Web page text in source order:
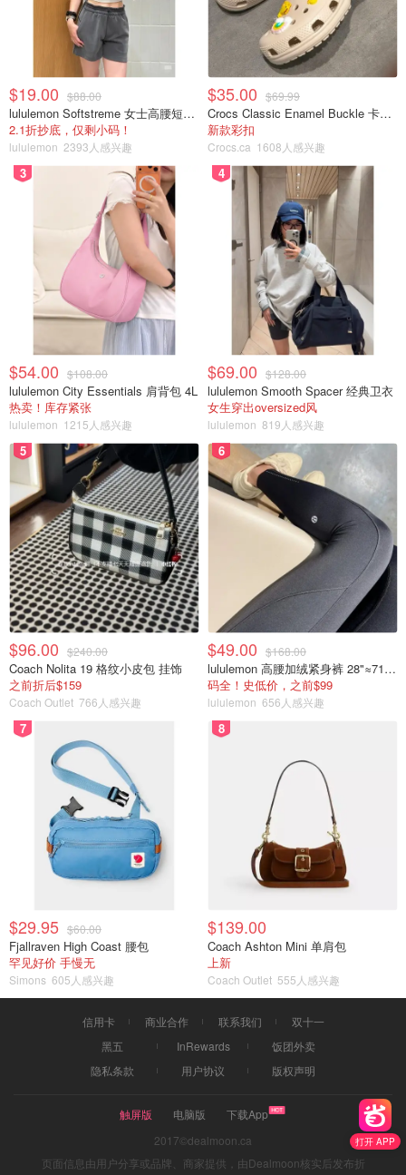
打开 APP
$19.00 $88.00
lululemon Softstreme 女士高腰短裤 10cm
2.1折抄底，仅剩小码！
lululemon 2393人感兴趣
$35.00 $69.99
Crocs Classic Enamel Buckle 卡骆驰布扣便鞋
新款彩扣
Crocs.ca 1608人感兴趣
3
$54.00 $108.00
lululemon City Essentials 肩背包 4L
热卖！库存紧张
lululemon 1215人感兴趣
4
$69.00 $128.00
lululemon Smooth Spacer 经典卫衣
女生穿出oversized风
lululemon 819人感兴趣
5
$96.00 $240.00
Coach Nolita 19 格纹小皮包 挂饰
之前折后$159
Coach Outlet 766人感兴趣
6
$49.00 $168.00
lululemon 高腰加绒紧身裤 28"≈71cm 5个口袋
码全！史低价，之前$99
lululemon 656人感兴趣
7
$29.95 $60.00
Fjallraven High Coast 腰包
罕见好价 手慢无
Simons 605人感兴趣
8
$139.00
Coach Ashton Mini 单肩包
上新
Coach Outlet 555人感兴趣
信用卡 商业合作 联系我们
双十一
黑五
InRewards
饭团外卖
隐私条款
用户协议 版权声明
触屏版 电脑版
下载App
2017©dealmoon.ca
页面信息由用户分享或品牌、商家提供，由Dealmoon核实后发布折